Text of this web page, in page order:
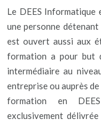
Le DEES
une personne
est ouvert aussi aux
formation a pour but
intermédiaire au
entreprise ou auprès
formation en
exclusivement